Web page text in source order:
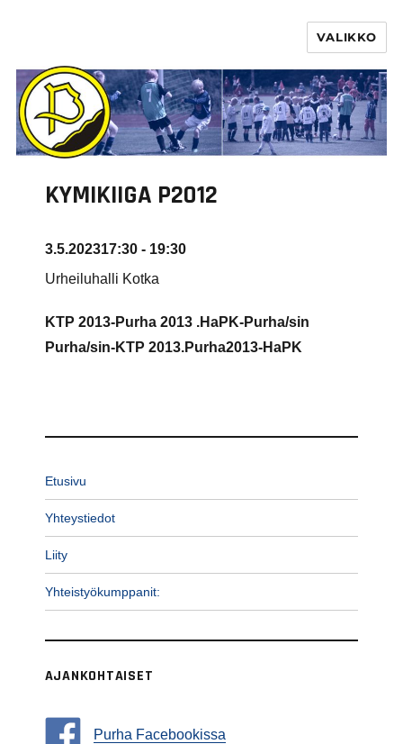
VALIKKO
KYMIKIIGA P2012
3.5.202317:30 - 19:30
Urheiluhalli Kotka
KTP 2013-Purha 2013 .HaPK-Purha/sin
Purha/sin-KTP 2013.Purha2013-HaPK
Etusivu
Yhteystiedot
Liity
Yhteistyökumppanit:
AJANKOHTAISET
Purha Facebookissa